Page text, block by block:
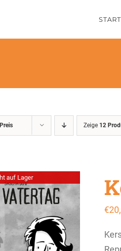
START
Preis Zeige 12
auf Lager
€